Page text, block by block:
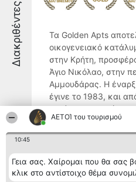
ΑΕΤΟΊ του τουρισμού
10:45
Γεια σας. Χαίρομαι που θα σας
κλικ στο αντίστοιχο θέμα
Διακριθέντες
Τα Golden Apts
οικογενειακό
στην Κρήτη,
Άγιο Νικόλαο, στην
Αμμουδάρας. Η
έγινε το 1983, και
ευρύχωρες και
9.2
Villa Olga